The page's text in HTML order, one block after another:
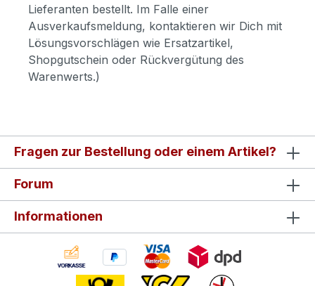
Lieferanten bestellt. Im Falle einer
Ausverkaufsmeldung, kontaktieren wir Dich mit
Lösungsvorschlägen wie Ersatzartikel,
Shopgutschein oder Rückvergütung des
Warenwerts.)
Fragen zur Bestellung oder einem Artikel?
Forum
Informationen